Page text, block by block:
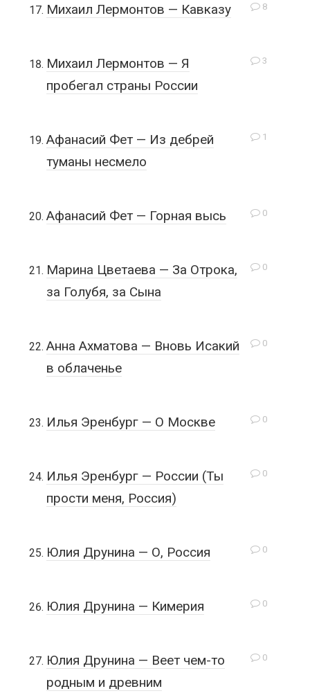
8
Михаил Лермонтов — Кавказу
3
Михаил Лермонтов — Я
пробегал страны России
1
Афанасий Фет — Из дебрей
туманы несмело
0
Афанасий Фет — Горная высь
0
Марина Цветаева — За Отрока,
за Голубя, за Сына
0
Анна Ахматова — Вновь Исакий
в облаченье
0
Илья Эренбург — О Москве
0
Илья Эренбург — России (Ты
прости меня, Россия)
0
Юлия Друнина — О, Россия
0
Юлия Друнина — Кимерия
0
Юлия Друнина — Веет чем-то
родным и древним